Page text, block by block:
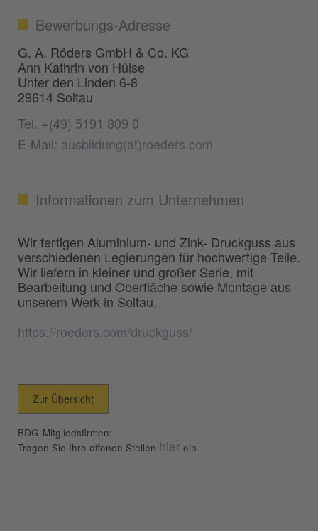
Bewerbungs-Adresse
G. A. Röders GmbH & Co. KG
Ann Kathrin von Hülse
Unter den Linden 6-8
29614 Soltau
Tel. +(49) 5191 809 0
E-Mail: ausbildung(at)roeders.com
Informationen zum Unternehmen
Wir fertigen Aluminium- und Zink- Druckguss aus
verschiedenen Legierungen für hochwertige Teile.
Wir liefern in kleiner und großer Serie, mit
Bearbeitung und Oberfläche sowie Montage aus
unserem Werk in Soltau.
https://roeders.com/druckguss/
Zur Übersicht
BDG-Mitgliedsfirmen:
Tragen Sie Ihre offenen Stellen hier ein